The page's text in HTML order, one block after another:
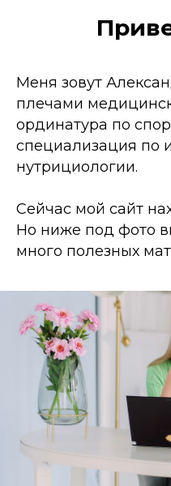
Меня зовут
плечами
ординатура по
специализация по
нутрициологии.
Сейчас мой сайт
Но ниже под фото
много полезных